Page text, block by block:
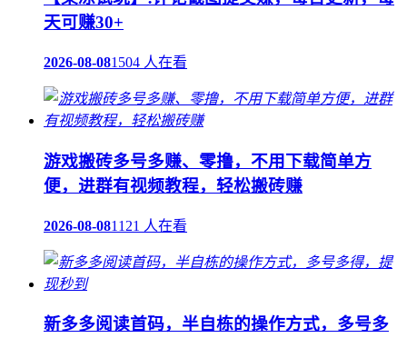
天可赚30+
2026-08-081504 人在看
游戏搬砖多号多赚、零撸，不用下载简单方
便，进群有视频教程，轻松搬砖赚
2026-08-081121 人在看
新多多阅读首码，半自栋的操作方式，多号多